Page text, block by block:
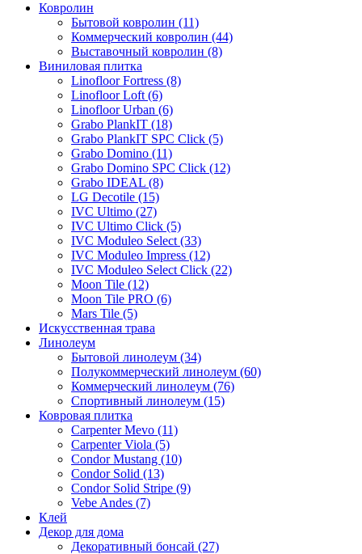
Ковролин
Бытовой ковролин (11)
Коммерческий ковролин (44)
Выставочный ковролин (8)
Виниловая плитка
Linofloor Fortress (8)
Linofloor Loft (6)
Linofloor Urban (6)
Grabo PlankIT (18)
Grabo PlankIT SPC Click (5)
Grabo Domino (11)
Grabo Domino SPC Click (12)
Grabo IDEAL (8)
LG Decotile (15)
IVC Ultimo (27)
IVC Ultimo Click (5)
IVC Moduleo Select (33)
IVC Moduleo Impress (12)
IVC Moduleo Select Click (22)
Moon Tile (12)
Moon Tile PRO (6)
Mars Tile (5)
Искусcтвенная трава
Линолеум
Бытовой линолеум (34)
Полукоммерческий линолеум (60)
Коммерческий линолеум (76)
Спортивный линолеум (15)
Ковровая плитка
Carpenter Mevo (11)
Carpenter Viola (5)
Condor Mustang (10)
Condor Solid (13)
Condor Solid Stripe (9)
Vebe Andes (7)
Клей
Декор для дома
Декоративный бонсай (27)